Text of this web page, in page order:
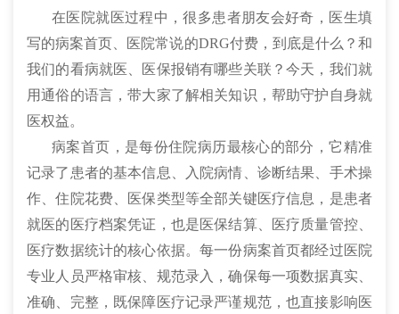
在医院就医过程中，很多患者朋友会好奇，医生填
写的病案首页、医院常说的DRG付费，到底是什么？和
我们的看病就医、医保报销有哪些关联？今天，我们就
用通俗的语言，带大家了解相关知识，帮助守护自身就
医权益。
病案首页，是每份住院病历最核心的部分，它精准
记录了患者的基本信息、入院病情、诊断结果、手术操
作、住院花费、医保类型等全部关键医疗信息，是患者
就医的医疗档案凭证，也是医保结算、医疗质量管控、
医疗数据统计的核心依据。每一份病案首页都经过医院
专业人员严格审核、规范录入，确保每一项数据真实、
准确、完整，既保障医疗记录严谨规范，也直接影响医